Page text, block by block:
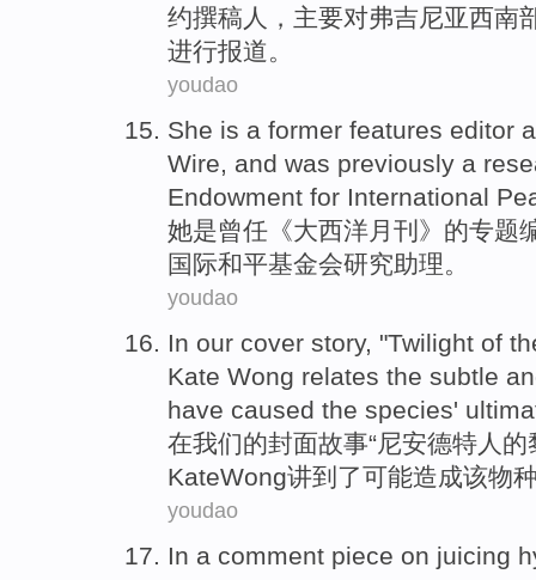
约撰稿人 ，主要对弗吉尼亚西南
进行报道。
youdao
She is a former features editor
Wire, and was previously a
Endowment for International
她是曾任 《大西洋月刊》的专题
国际和平基金会研究助理。
youdao
In our cover story, "Twilight of
Kate Wong relates the subtle
have caused the species'
在我们的封面故事“尼安德特人的
KateWong讲到了可能造成该物
youdao
In a comment piece on juicing